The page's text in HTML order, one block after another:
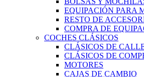
EQUIPACIÓN PARA
RESTO DE
COMPRA DE
COCHES CLÁSICOS
CLÁSICOS DE
CLÁSICOS DE
MOTORES
CAJAS DE CAMBIO